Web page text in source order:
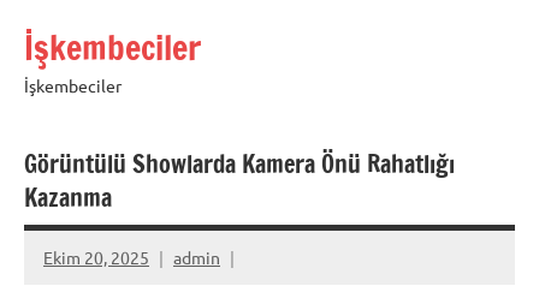
İşkembeciler
İşkembeciler
Görüntülü Showlarda Kamera Önü Rahatlığı
Kazanma
Ekim 20, 2025 admin